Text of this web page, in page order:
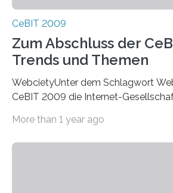
CeBIT 2009
Zum Abschluss der
Trends und Themen
WebcietyUnter dem Schlagwort
CeBIT 2009 die Internet-
Mikroblogs oder…
More than 1 year ago